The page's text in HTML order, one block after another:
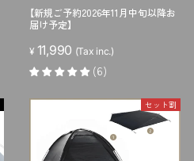
【新規ご予約2026年11月中旬以降お
届け予定】
¥ 11,990 (Tax inc.)
(6)
セット割